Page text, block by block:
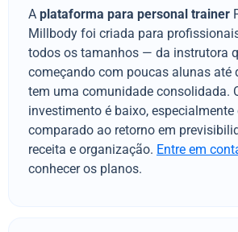
A plataforma para personal trainer
Millbody foi criada para
todos os tamanhos — da instrutora
começando com poucas alunas até
tem uma comunidade consolidada.
investimento é baixo,
comparado ao retorno em
receita e organização. Entre em
conhecer os planos.